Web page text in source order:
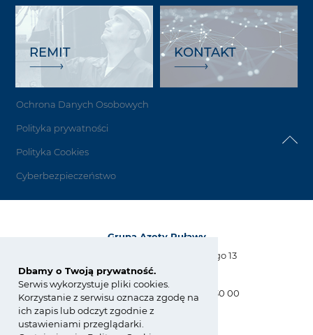
Dbamy o Twoją prywatność.
Serwis wykorzystuje pliki cookies.
Korzystanie z serwisu oznacza zgodę na
ich zapis lub odczyt zgodnie z
ustawieniami przeglądarki.
REMIT KONTAKT
Ochrona Danych Osobowych
Polityka prywatności
Polityka Cookies
Cyberbezpieczeństwo
Grupa Azoty Puławy
Al. Tysiąclecia Państwa Polskiego 13
24-110 Puławy
tel.:
+48 81 886 34 31, +48 81 565 30 00
fax: +48 81 565 28 56
biuro@pulawy.com